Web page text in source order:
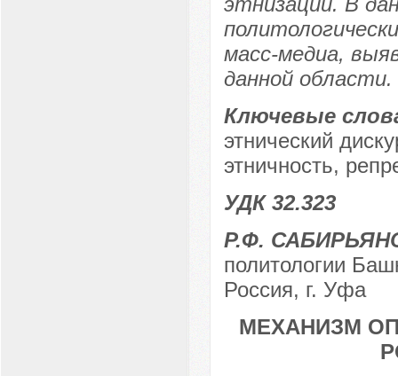
масс-медиа,
данной области.
Ключевые
этнический
этничность,
УДК 32.323
Р.Ф.
политологии
Россия, г. Уфа
МЕХАНИЗМ